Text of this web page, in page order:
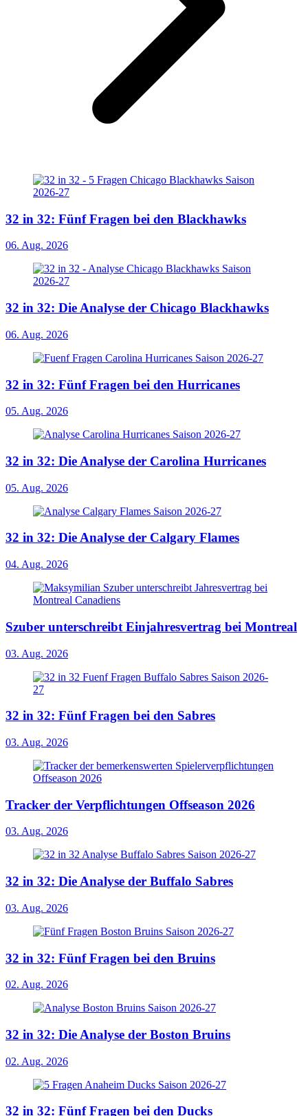
32 in 32: Fünf Fragen bei den Blackhawks
06. Aug. 2026
32 in 32: Die Analyse der Chicago Blackhawks
06. Aug. 2026
32 in 32: Fünf Fragen bei den Hurricanes
05. Aug. 2026
32 in 32: Die Analyse der Carolina Hurricanes
05. Aug. 2026
32 in 32: Die Analyse der Calgary Flames
04. Aug. 2026
Szuber unterschreibt Einjahresvertrag bei Montreal
03. Aug. 2026
32 in 32: Fünf Fragen bei den Sabres
03. Aug. 2026
Tracker der Verpflichtungen Offseason 2026
03. Aug. 2026
32 in 32: Die Analyse der Buffalo Sabres
03. Aug. 2026
32 in 32: Fünf Fragen bei den Bruins
02. Aug. 2026
32 in 32: Die Analyse der Boston Bruins
02. Aug. 2026
32 in 32: Fünf Fragen bei den Ducks